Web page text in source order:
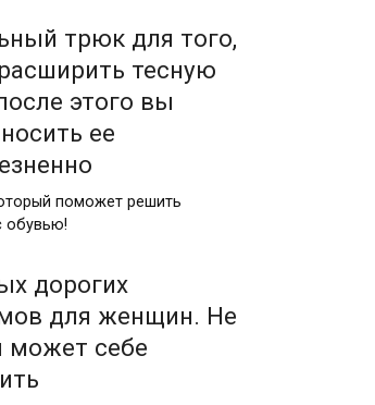
трюк для того,
тесную
этого вы
ее
поможет решить
обувью!
дорогих
для женщин. Не
может себе